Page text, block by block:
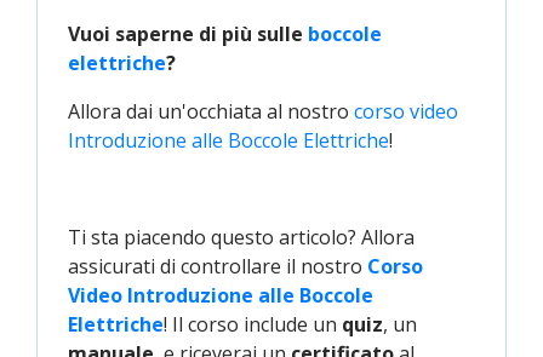
Vuoi saperne di più sulle boccole
elettriche?
Allora dai un'occhiata al nostro corso video
Introduzione alle Boccole Elettriche!
Ti sta piacendo questo articolo? Allora
assicurati di controllare il nostro Corso
Video Introduzione alle Boccole
Elettriche! Il corso include un quiz, un